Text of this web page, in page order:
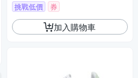
挑戰低價 券
加入購物車